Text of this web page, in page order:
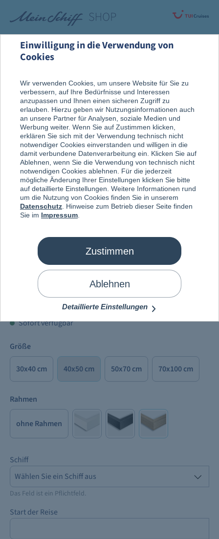
Rund um die Kreuzfahrt
Nach der Reise
Erinnerungsstücke
Mein Schiff®Seekarten
96,98 €
Preise inkl. MwSt. zzgl.Versandkosten
Sofort verfügbar
Größe
30x40 cm 40x50 cm 50x70 cm 70x100 cm
Rahmen
ohne Rahmen
Schiff
Das Feld ist ein Pflichtfeld.
Start der Reise
Einwilligung in die Verwendung von
Cookies
Wir verwenden Cookies, um unsere Website für Sie zu
verbessern, auf Ihre Bedürfnisse und Interessen
anzupassen und Ihnen einen sicheren Zugriff zu
erlauben. Hierzu geben wir Nutzungsinformationen auch
an unsere Partner für Analysen, soziale Medien und
Werbung weiter. Wenn Sie auf Zustimmen klicken,
erklären Sie sich mit der Verwendung technisch nicht
notwendiger Cookies einverstanden und willigen in die
damit verbundene Datenverarbeitung ein. Klicken Sie auf
Ablehnen, wenn Sie die Verwendung von technisch nicht
notwendigen Cookies ablehnen. Für die jederzeit
mögliche Änderung Ihrer Einstellungen klicken Sie bitte
auf detaillierte Einstellungen. Weitere Informationen rund
um die Nutzung von Cookies finden Sie in unserem
Datenschutz . Hinweise zum Betrieb dieser Seite finden
Sie im Impressum
Zustimmen
Ablehnen
Detaillierte Einstellungen